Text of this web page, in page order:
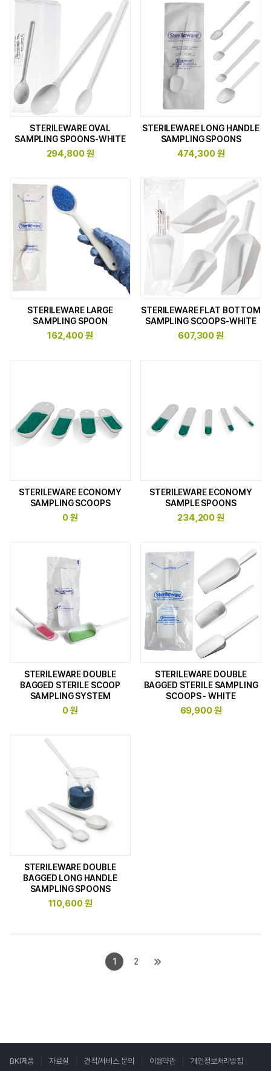
STERILEWARE OVAL
SAMPLING SPOONS-WHITE
294,800 원
STERILEWARE LONG HANDLE
SAMPLING SPOONS
474,300 원
STERILEWARE LARGE
SAMPLING SPOON
162,400 원
STERILEWARE FLAT BOTTOM
SAMPLING SCOOPS-WHITE
607,300 원
STERILEWARE ECONOMY
SAMPLING SCOOPS
0 원
STERILEWARE ECONOMY
SAMPLE SPOONS
234,200 원
STERILEWARE DOUBLE
BAGGED STERILE SCOOP
SAMPLING SYSTEM
0 원
STERILEWARE DOUBLE
BAGGED STERILE SAMPLING
SCOOPS - WHITE
69,900 원
STERILEWARE DOUBLE
BAGGED LONG HANDLE
SAMPLING SPOONS
110,600 원
1 2
BKI제품 자료실 견적/서비스 문의 이용약관 개인정보처리방침